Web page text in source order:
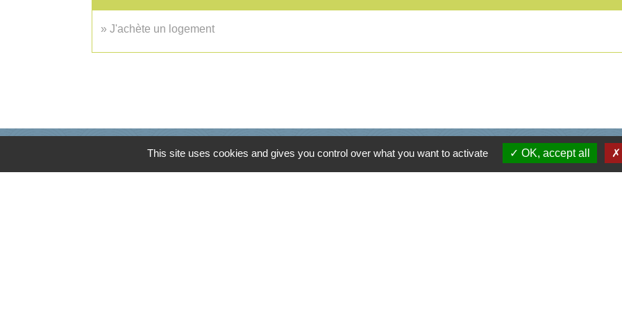
J'achète un logement
Informations / contacts
This site uses cookies and gives you control over what you want to activate OK, accept all